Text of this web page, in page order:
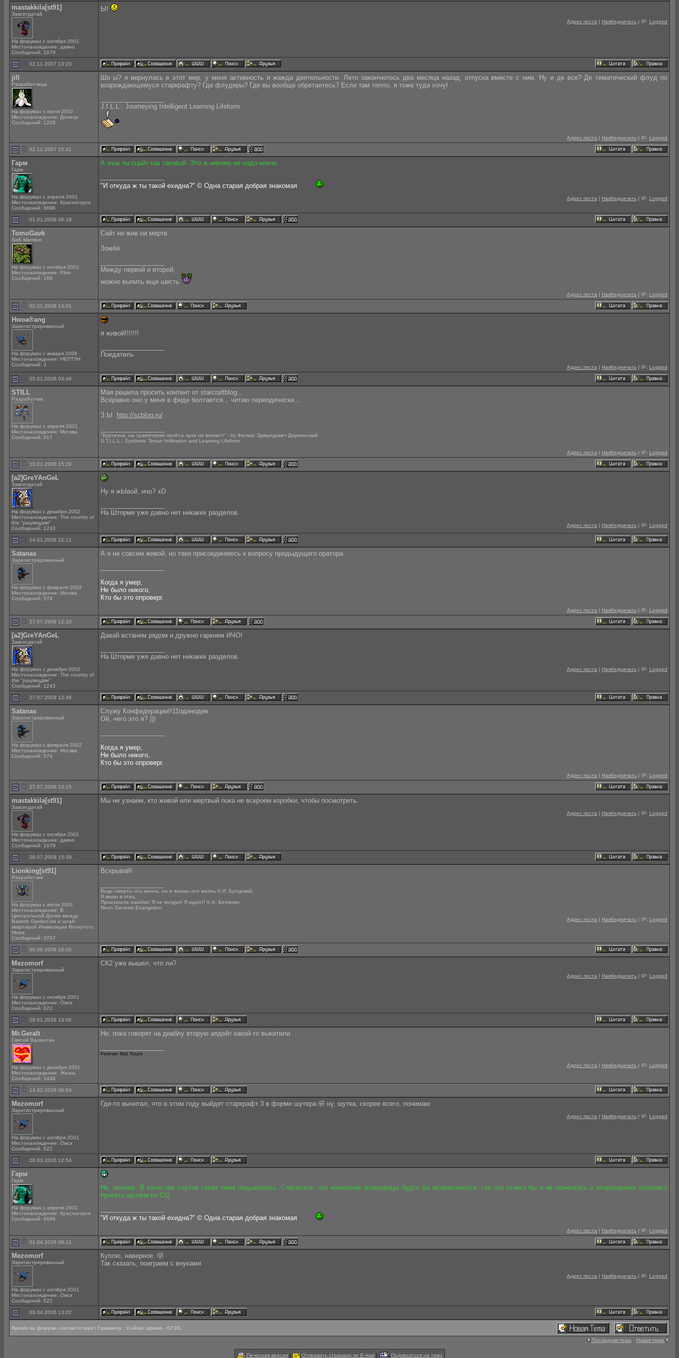
mastakkila[st91]
Завсегдатай
На форумах с октября 2001
Местонахождение: давно
Сообщений: 1679
Ы!
Адрес поста | Наябедничать | IP: Logged
02.11.2007 13:23
jill
Разработчица
На форумах с июля 2002
Местонахождение: Донецк
Сообщений: 1208
Шо ы? я вернулась в этот мир, у меня активность и жажда деятельности. Лето закончилось два месяца назад, отпуска вместе с ним. Ну и де все? Де тематический флуд по
возрождающемуся старкрафту? Где флудеры? Где вы вообще обретаетесь? Если там тепло, я тоже туда хочу!
J.I.L.L.: Journeying Intelligent Learning Lifeform
Адрес поста | Наябедничать | IP: Logged
02.11.2007 15:41
Гарм
Гарм
На форумах с апреля 2001
Местонахождение: Красногорск
Сообщений: 6696
А жыв ли сцайт как таковой. Это ж никому не надо нонче.
"И откуда ж ты такой ехидна?" © Одна старая добрая знакомая
Адрес поста | Наябедничать | IP: Logged
01.01.2008 06:18
TomoGavk
SoK Member
На форумах с октября 2001
Местонахождение: Piter
Сообщений: 189
Сайт не жив ни мертв
Зомбя
Между первой и второй,
можно выпить еще шесть
Адрес поста | Наябедничать | IP: Logged
02.01.2008 14:01
Hwoa®ang
Зарегистрированный
На форумах с января 2008
Местонахождение: НЕПТУН
Сообщений: 3
я живой!!!!!!!
Поедатель
Адрес поста | Наябедничать | IP: Logged
05.01.2008 03:46
STILL
Разработчик
На форумах с апреля 2001
Местонахождение: Москва
Сообщений: 617
Мая решила просить контент от starcraftblog...
Всёравно оно у меня в фиде болтается... читаю переодически...
З.Ы. http://scblog.ru/
"Крутизна, на траекторию полёта пули не влияет!" - by Феликс Эдмундович Держинский
S.T.I.L.L.: Synthetic Terran Infiltration and Learning Lifeform
Адрес поста | Наябедничать | IP: Logged
13.01.2008 15:29
[a2]GreYAnGeL
Завсегдатай
На форумах с декабря 2002
Местонахождение: The country of
the "рацпицдяи"
Сообщений: 1243
Ну я жЫвой, ичо? xD
На Шторме уже давно нет никаких разделов.
Адрес поста | Наябедничать | IP: Logged
14.01.2008 22:11
Satanas
Зарегистрированный
На форумах с февраля 2002
Местонахождение: Москва
Сообщений: 574
А я не совсем живой, но таки присоединяюсь к вопросу предыдущего оратора.
Когда я умер,
Не было никого,
Кто бы это опроверг.
Адрес поста | Наябедничать | IP: Logged
27.07.2009 12:33
[a2]GreYAnGeL
Завсегдатай
На форумах с декабря 2002
Местонахождение: The country of
the "рацпицдяи"
Сообщений: 1243
Давай встанем рядом и дружно гаркнем ИЧО!
На Шторме уже давно нет никаких разделов.
Адрес поста | Наябедничать | IP: Logged
27.07.2009 12:48
Satanas
Зарегистрированный
На форумах с февраля 2002
Местонахождение: Москва
Сообщений: 574
Служу Конфедерации!!11одинодин
Ой, чего это я? )))
Когда я умер,
Не было никого,
Кто бы это опроверг.
Адрес поста | Наябедничать | IP: Logged
27.07.2009 13:15
mastakkila[st91]
Завсегдатай
На форумах с октября 2001
Местонахождение: давно
Сообщений: 1679
Мы не узнаем, кто живой или мертвый пока не вскроем коробки, чтобы посмотреть.
Адрес поста | Наябедничать | IP: Logged
28.07.2009 15:39
Lionking[st91]
Разработчик
На форумах с июля 2001
Местонахождение: В
Центральной Догме между
Balamb Garden'ом и штаб-
квартирой Инквизиции Вогнутого
Мира.
Сообщений: 3707
Вскрывай!
Ведь смерть--это жизнь, но и жизнь--это жизнь © И. Бродский.
Я верю в птиц.
Произошла ошибка! Я не колдун! Я идиот! © А. Белянин
Neon Genesis Evangelion.
Адрес поста | Наябедничать | IP: Logged
05.08.2009 18:05
Mezomorf
Зарегистрированный
На форумах с октября 2001
Местонахождение: Омск
Сообщений: 622
СК2 уже вышел, что ли?
Адрес поста | Наябедничать | IP: Logged
28.01.2026 13:06
Mr.Geralt
Святой Валентин
На форумах с декабря 2001
Местонахождение: Жизнь
Сообщений: 1448
Не, пока говорят на диаблу вторую апдейт какой-то выкатили
Forever Not Yours
Адрес поста | Наябедничать | IP: Logged
14.02.2026 06:04
Mezomorf
Зарегистрированный
На форумах с октября 2001
Местонахождение: Омск
Сообщений: 622
Где-то вычитал, что в этом году выйдет старкрафт 3 в форме шутера 🤣 ну, шутка, скорее всего, понимаю
Адрес поста | Наябедничать | IP: Logged
28.03.2026 12:54
Гарм
Гарм
На форумах с апреля 2001
Местонахождение: Красногорск
Сообщений: 6696
Не, почему. В качестве слухов такая тема подымалась. Считается, что нынешние блящерицы будто бы исправляются, так что отчего бы и не помечтать о возрождении усопшего
проекта шутана по СЦ.
"И откуда ж ты такой ехидна?" © Одна старая добрая знакомая
Адрес поста | Наябедничать | IP: Logged
01.04.2026 08:11
Mezomorf
Зарегистрированный
На форумах с октября 2001
Местонахождение: Омск
Сообщений: 622
Куплю, наверное. 🤣
Так сказать, поиграем с внуками
Адрес поста | Наябедничать | IP: Logged
03.04.2026 13:02
Время на форуме соответствует Гринвичу . Сейчас время - 02:03.
Последняя тема Новая тема
Печатная версия| Отправить страницу по E-mail| Подписаться на тему